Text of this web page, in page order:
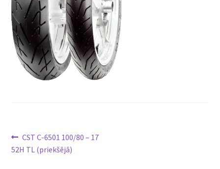
Ziņu
izvēlne
Previous
post:
CST C-6501 100/80 – 17
52H TL (priekšējā)